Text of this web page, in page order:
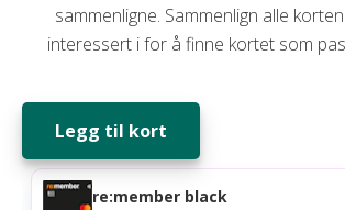
sammenligne. Sammenlign alle
interessert i for å finne kortet som
Legg til kort
re:member black